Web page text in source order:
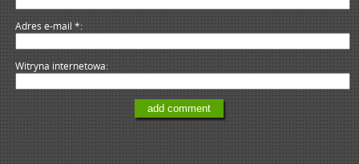
Adres e-mail*
Witryna internetowa